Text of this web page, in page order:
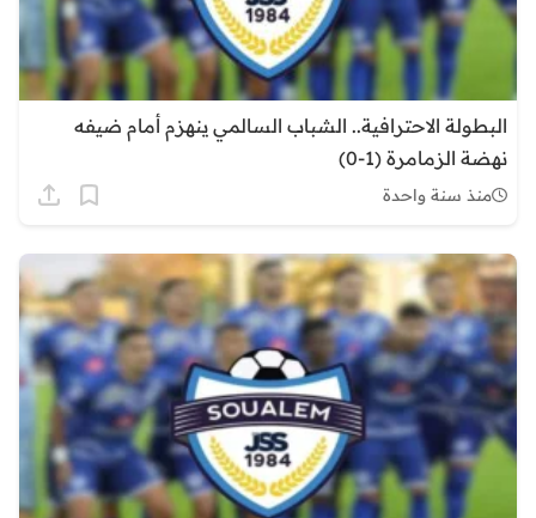
البطولة الاحترافية.. الشباب السالمي ينهزم أمام ضيفه
نهضة الزمامرة (1-0)
منذ سنة واحدة